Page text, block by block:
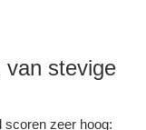
van stevige
scoren zeer hoog: